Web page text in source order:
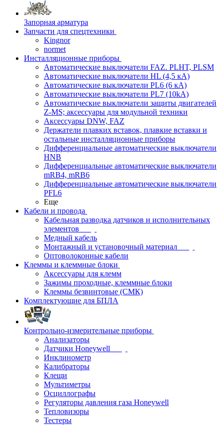
Запорная арматура
Запчасти для спецтехники
Kingnor
normet
Инсталляционные приборы
Автоматические выключатели FAZ. PLHT, PLSM
Автоматические выключатели HL (4,5 кА)
Автоматические выключатели PL6 (6 кА)
Автоматические выключатели PL7 (10kA)
Автоматические выключатели защиты двигателей
Z-MS; аксессуары для модульной техники
Аксессуары DNW, FAZ
Держатели плавких вставок, плавкие вставки и
остальные инсталляционные приборы
Дифференциальные автоматические выключатели
HNB
Дифференциальные автоматические выключатели
mRB4, mRB6
Дифференциальные автоматические выключатели
PFL6
Еще
Кабели и провода
Кабельная разводка датчиков и исполнительных
элементов
Медный кабель
Монтажный и установочный материал
Оптоволоконные кабели
Клеммы и клеммные блоки
Аксессуары для клемм
Зажимы проходные, клеммные блоки
Клеммы безвинтовые (СМК)
Комплектующие для БПЛА
Контрольно-измерительные приборы
Анализаторы
Датчики Honeywell
Инклинометр
Калибраторы
Клещи
Мультиметры
Осциллографы
Регуляторы давления газа Honeywell
Тепловизоры
Тестеры